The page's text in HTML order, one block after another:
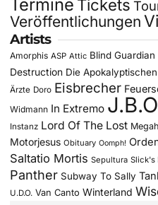
Termine Tickets
Veröffentlichungen
Artists
Amorphis ASP Attic Blind Guardian
Destruction Die
Ärzte Doro Eisbrecher
Widmann In Extremo
Instanz Lord Of The Lost
Motorjesus Obituary Oomph!
Saltatio Mortis Sepultura Slick's
Panther Subway To Sally
U.D.O. Van Canto Winterland